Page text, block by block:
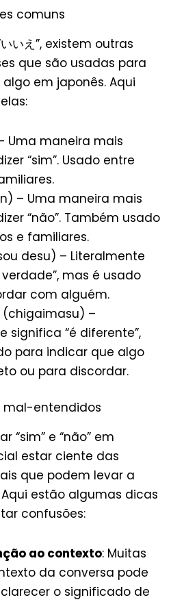
comuns
いえ”, existem outras
que são usadas para
em japonês. Aqui
Uma maneira mais
“sim”. Usado entre
– Uma maneira mais
“não”. Também usado
e familiares.
desu) – Literalmente
mas é usado
com alguém.
(chigaimasu) –
significa “é diferente”,
para indicar que algo
ou para discordar.
mal-entendidos
“sim” e “não” em
estar ciente das
que podem levar a
estão algumas dicas
confusões:
ao contexto: Muitas
da conversa pode
o significado de